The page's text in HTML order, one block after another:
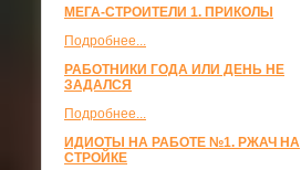
МЕГА-СТРОИТЕЛИ 1. ПРИКОЛЫ
Подробнее...
РАБОТНИКИ ГОДА ИЛИ ДЕНЬ НЕ
ЗАДАЛСЯ
Подробнее...
ИДИОТЫ НА РАБОТЕ №1. РЖАЧ НА
СТРОЙКЕ